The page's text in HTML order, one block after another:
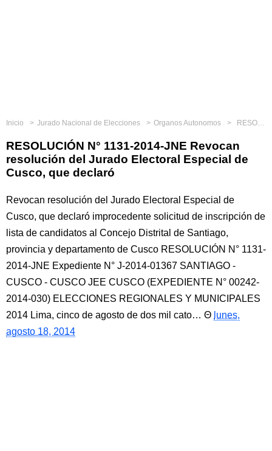
Inicio Jurado Nacional de Elecciones Organos Autonomos RESOLUCIÓN N° 1131-2014-JNE Revocan resolución del Jurado Electoral Especial de Cusco, que declaró
RESOLUCIÓN N° 1131-2014-JNE Revocan
resolución del Jurado Electoral Especial de
Cusco, que declaró
Revocan resolución del Jurado Electoral Especial de
Cusco, que declaró improcedente solicitud de inscripción de
lista de candidatos al Concejo Distrital de Santiago,
provincia y departamento de Cusco RESOLUCIÓN N° 1131-
2014-JNE Expediente N° J-2014-01367 SANTIAGO -
CUSCO - CUSCO JEE CUSCO (EXPEDIENTE N° 00242-
2014-030) ELECCIONES REGIONALES Y MUNICIPALES
2014 Lima, cinco de agosto de dos mil cato…
lunes,
agosto 18, 2014